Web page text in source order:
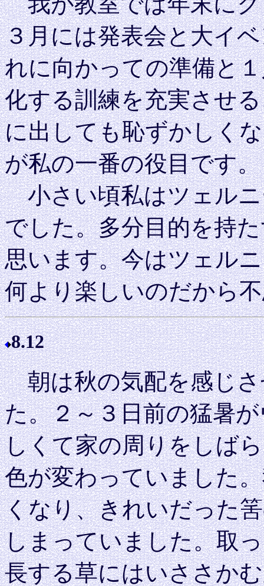
３月には発表会と大イ
れに向かっての準備と
化する訓練を充実させ
に出しても恥ずかしく
が私の一番の役目です。
小さい頃私はツェルニ
でした。多分目的を持
思います。今はツェル
何より楽しいのだから
8.12
朝は秋の気配を感じさ
た。２～３日前の猛暑
しくて家の周りをしば
色が変わっていました
くなり、きれいだった
しまっていました。取
長する草にはいささか